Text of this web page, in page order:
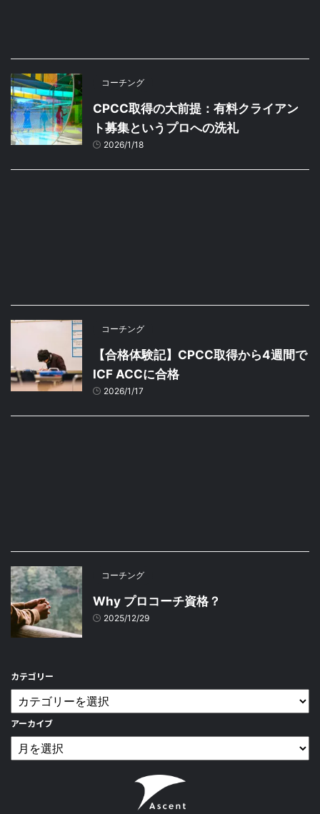
コーチング
CPCC取得の大前提：有料クライアン
ト募集というプロへの洗礼
2026/1/18
コーチング
【合格体験記】CPCC取得から4週間で
ICF ACCに合格
2026/1/17
コーチング
Why プロコーチ資格？
2025/12/29
カテゴリー
アーカイブ